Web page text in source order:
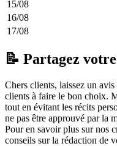
15/08
16/08
17/08
📝 Partagez
Chers clients, laissez un
clients à faire le bon choix.
tout en évitant les récits
ne pas être approuvé par la
Pour en savoir plus sur nos
conseils sur la rédaction de